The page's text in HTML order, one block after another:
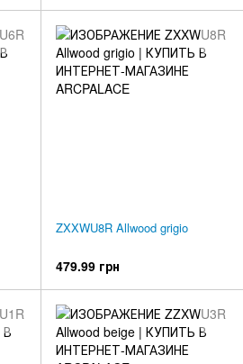
ZXXWU8R Allwood grigio
479.99 грн